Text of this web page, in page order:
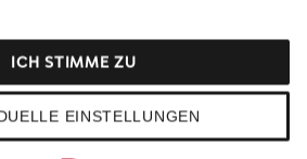
EINSTELLUNGEN
ICH STIMME ZU